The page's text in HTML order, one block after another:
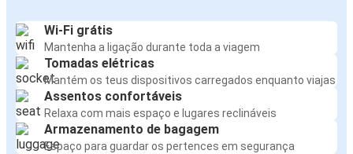
Wi-Fi grátis
Mantenha a ligação durante toda a viagem
Tomadas elétricas
Mantém os teus dispositivos carregados enquanto viajas
Assentos confortáveis
Relaxa com mais espaço e lugares reclináveis
Armazenamento de bagagem
Espaço para guardar os pertences em segurança